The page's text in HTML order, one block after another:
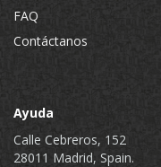
FAQ
Contáctanos
Ayuda
Calle Cebreros, 152
28011 Madrid, Spain.